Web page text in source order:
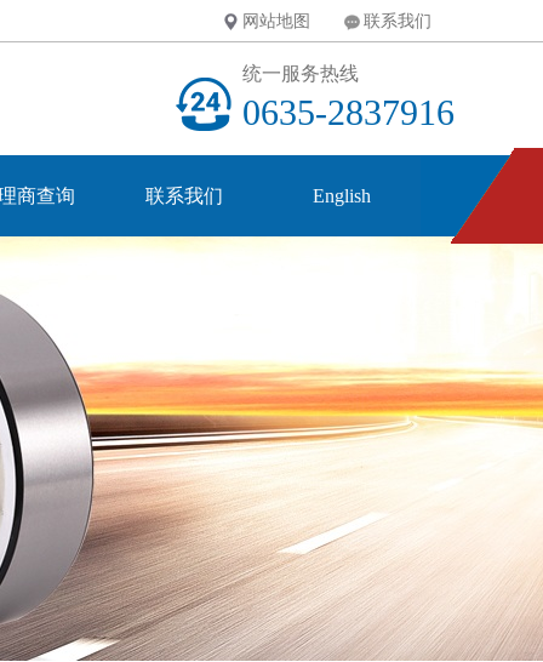
网站地图 联系我们
统一服务热线
0635-2837916
商查询 联系我们 English